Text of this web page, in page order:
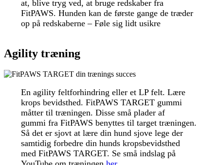
at, blive tryg ved, at bruge redskaber fra
FitPAWS. Hunden kan de første gange de træder
op på redskaberne – Føle sig lidt usikre
Agility træning
En agility feltforhindring eller et LP felt. Lære
krops bevidsthed. FitPAWS TARGET gummi
måtter til træningen. Disse små plader af
gummi fra FitPAWS benyttes til target træningen.
Så det er sjovt at lære din hund sjove lege der
samtidig forbedre din hunds kropsbevidsthed
med FitPAWS TARGET. Se små indslag på